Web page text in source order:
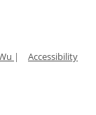
|
Accessibility